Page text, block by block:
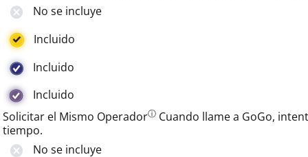
No se incluye
Incluido
Incluido
Incluido
Solicitar el Mismo Operadorⓘ Cuando llame a GoGo,
tiempo.
No se incluye